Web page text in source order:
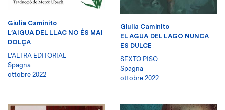
Giulia Caminito
L’AIGUA DEL LLAC NO ÉS MAI
DOLÇA
L'ALTRA EDITORIAL
Spagna
ottobre 2022
Giulia Caminito
EL AGUA DEL LAGO NUNCA
ES DULCE
SEXTO PISO
Spagna
ottobre 2022